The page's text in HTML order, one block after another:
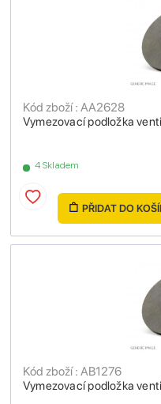
Vymezovací podložka
Kód zboží : AA2628
4 Skladem
PŘIDAT DO
Vymezovací podložka
Kód zboží : AB1276